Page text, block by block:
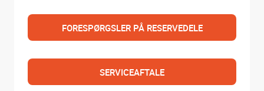
FORESPØRGSLER PÅ RESERVEDELE
SERVICEAFTALE